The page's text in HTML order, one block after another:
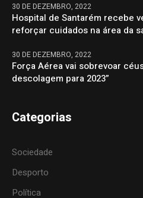
30 DE DEZEMBRO, 2022
Hospital de Santarém recebe
reforçar cuidados na área da
30 DE DEZEMBRO, 2022
Força Aérea vai sobrevoar
descolagem para 2023”
Categorias
Sociedade
Desporto
Política